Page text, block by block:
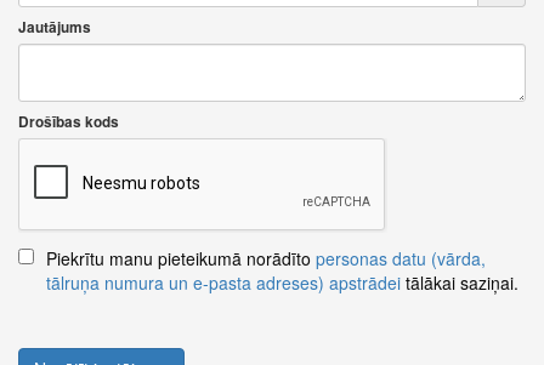
Jautājums
Drošības kods
Piekrītu manu pieteikumā norādīto personas datu (vārda,
tālruņa numura un e-pasta adreses) apstrādei tālākai saziņai.